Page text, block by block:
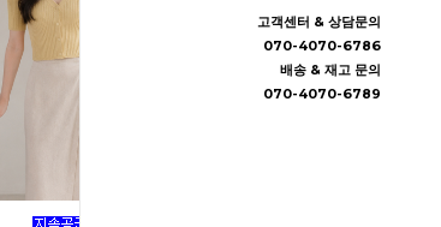
고객센터 & 상담문의
070-4070-6786
배송 & 재고 문의
070-4070-6789